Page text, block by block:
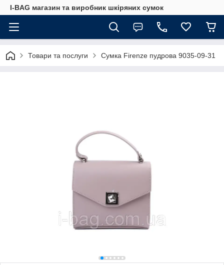
I-BAG магазин та виробник шкіряних сумок
Товари та послуги Сумка Firenze пудрова 9035-09-31